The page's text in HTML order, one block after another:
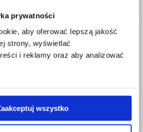
prywatności
aby oferować lepszą jakość
strony, wyświetlać
i reklamy oraz aby analizować
wszystko
za Podwykonawców, którymi
Zamówienia.
za wszystkie reklamacje
niezależnie od tego, co było
reklamacji przez użytkownika karty
ponosi także ciężar transakcji zwrotów
kart płatniczych.
Terminy doręczeń
Brytanii i Polski max. w ciągu 31 dni po